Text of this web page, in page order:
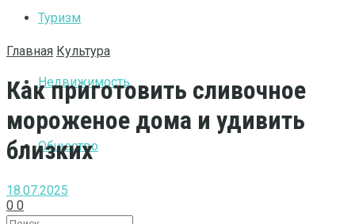
Туризм
Недвижимость
Общество
Главная Культура
Как приготовить сливочное
мороженое дома и удивить
близких
18.07.2025
0 0